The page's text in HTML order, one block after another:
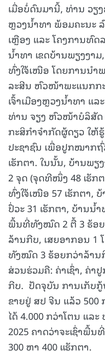
ເມື່ອບໍ່ດົນມານີ້, ທ່ານ ວຽ
ຫຼວງນໍ້າທາ ພ້ອມຄະນະ
ເຫຼືອງ ແລະ ໂຄງການທົ
ນໍ້າທາ ເຂດບ້ານພຽງງາ
ທົ່ງໃຈ້ເໜືອ ໂດຍການນໍ
ລະສີນ ຫົວໜ້າພະແນກກະ
ເຈົ້າເມືອງຫຼວງນໍ້າທາ ແ
ທ່ານ ຈຽງ ຫົວໜ້າບໍລິສັດ
ກະສິກຳຈຳກັດຜູ້ດຽວ ໃຫ້
ປະຊາຊົນ ເພື່ອປູກໝາກຖົ່
ເຮັກຕາ. ໃນນັ້ນ, ບ້ານພຽ
2 ຈຸດ (ຈຸດທີໜຶ່ງ 48 ເຮັກ
ທົ່ງໃຈ້ເໜືອ 57 ເຮັກຕາ,
ປົ່ວະ 31 ເຮັກຕາ, ບ້ານນໍ້າ
ພື້ນທີ່ທັງໝົດ 2 ຕື້ 3 ຮ້ອຍ
ລ້ານກີບ, ເສຍອາກອນ 1
ທັງໝົດ 3 ຮ້ອຍກວ່າລ້ານ
ສ່ວນຮ່ວມຄື: ຄ່າເຊົ່າ, ຄ່າ
ກີບ. ປັດຈຸບັນ ການເກັບກູ້
ຂາຍຢູ່ ສປ ຈີນ ແລ້ວ 500
ໄດ້ 4.000 ກວ່າໂຕນ ແລ
2025 ຄາດວ່າຈະເຊົ່າພື້
300 ຫາ 400 ແຮັກຕາ.